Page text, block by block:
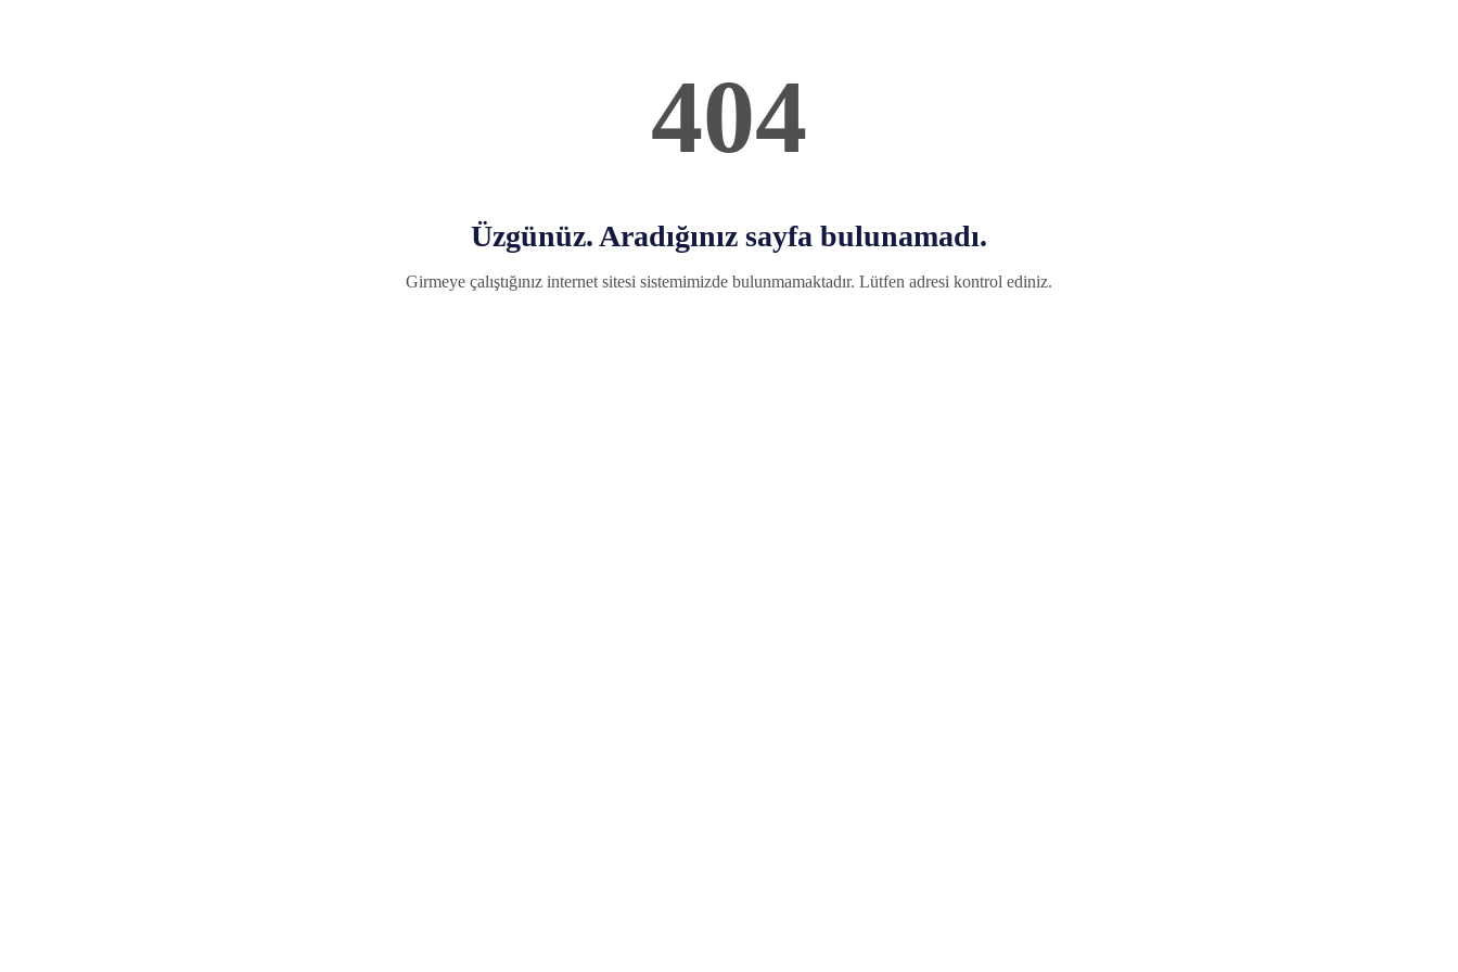
404
Üzgünüz. Aradığınız sayfa bulunamadı.
Girmeye çalıştığınız internet sitesi sistemimizde bulunmamaktadır. Lütfen adresi kontrol ediniz.